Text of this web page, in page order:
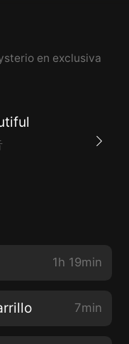
en exclusiva
1h 19min
7min